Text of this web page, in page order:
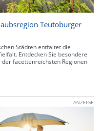
Teutoburger
Städten entfaltet die
Entdecken Sie besondere
facettenreichsten Regionen
ANZEIGE